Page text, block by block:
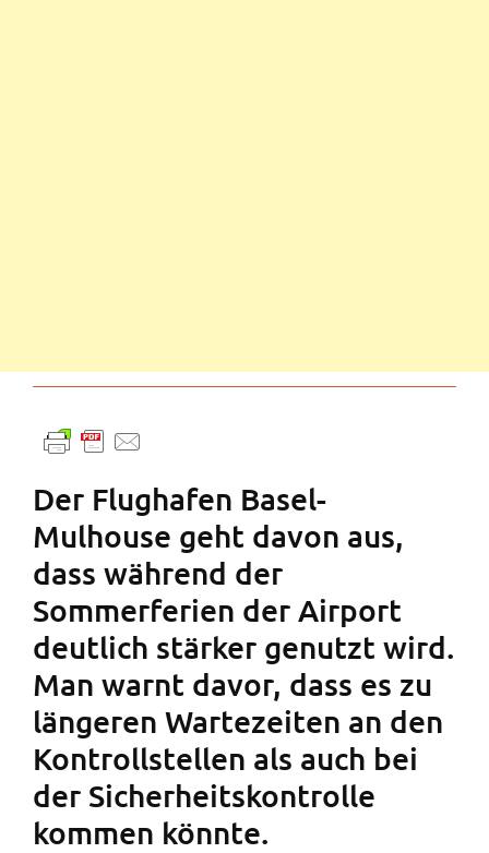
Der Flughafen Basel-
Mulhouse geht davon aus,
dass während der
Sommerferien der Airport
deutlich stärker genutzt wird.
Man warnt davor, dass es zu
längeren Wartezeiten an den
Kontrollstellen als auch bei
der Sicherheitskontrolle
kommen könnte.